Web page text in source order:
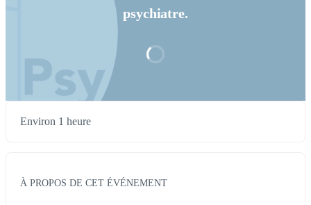
psychiatre.
Environ 1 heure
À PROPOS DE CET ÉVÉNEMENT